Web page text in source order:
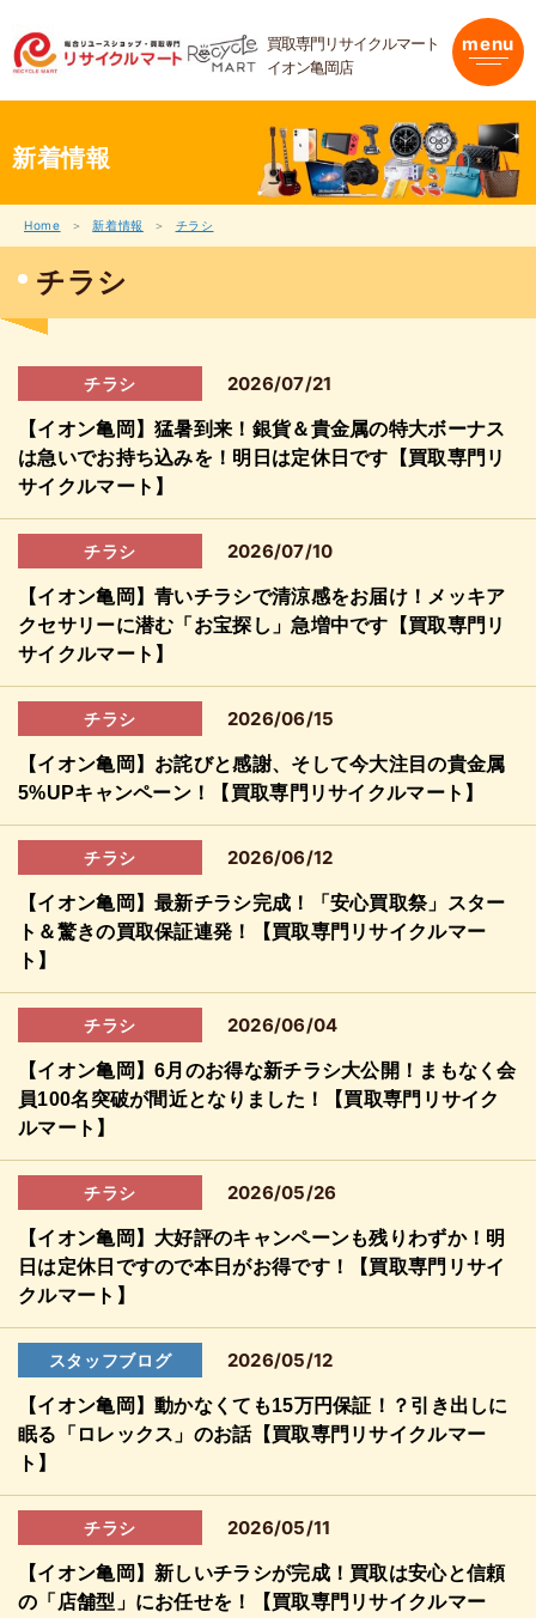
を
ス
キ
プ
買取専門リサイクルマート
イオン亀岡店
menu
新着情報
Home 新着情報 チラシ
チラシ
チラシ 2026/07/21
【イオン亀岡】猛暑到来！銀貨＆貴金属の特大ボーナス
は急いでお持ち込みを！明日は定休日です【買取専門リ
サイクルマート】
チラシ 2026/07/10
【イオン亀岡】青いチラシで清涼感をお届け！メッキア
クセサリーに潜む「お宝探し」急増中です【買取専門リ
サイクルマート】
チラシ 2026/06/15
【イオン亀岡】お詫びと感謝、そして今大注目の貴金属
5%UPキャンペーン！【買取専門リサイクルマート】
チラシ 2026/06/12
【イオン亀岡】最新チラシ完成！「安心買取祭」スター
ト＆驚きの買取保証連発！【買取専門リサイクルマー
ト】
チラシ 2026/06/04
【イオン亀岡】6月のお得な新チラシ大公開！まもなく会
員100名突破が間近となりました！【買取専門リサイク
ルマート】
チラシ 2026/05/26
【イオン亀岡】大好評のキャンペーンも残りわずか！明
日は定休日ですので本日がお得です！【買取専門リサイ
クルマート】
スタッフブログ 2026/05/12
【イオン亀岡】動かなくても15万円保証！？引き出しに
眠る「ロレックス」のお話【買取専門リサイクルマー
ト】
チラシ 2026/05/11
【イオン亀岡】新しいチラシが完成！買取は安心と信頼
の「店舗型」にお任せを！【買取専門リサイクルマー